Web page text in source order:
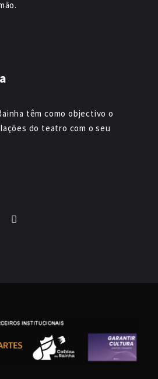
têm como objectivo o
do teatro com o seu